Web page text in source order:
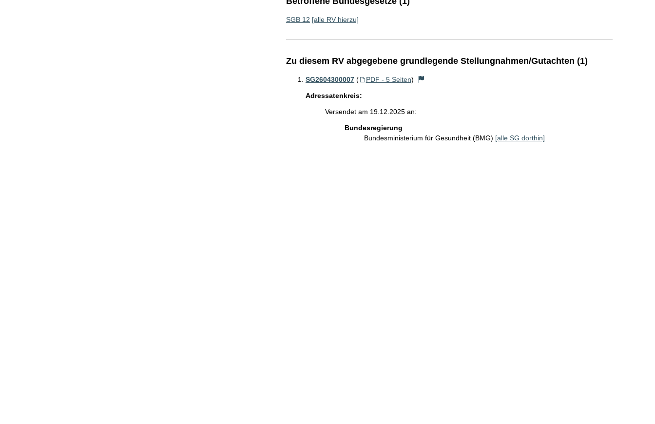
SGB 12 [alle RV hierzu]
Zu diesem RV abgegebene grundlegende Stellungnahmen/Gutachten (1)
SG2604300007 ( PDF - 5 Seiten)
Adressatenkreis:
Versendet am 19.12.2025 an:
Bundesregierung
Bundesministerium für Gesundheit (BMG) [alle SG dorthin]